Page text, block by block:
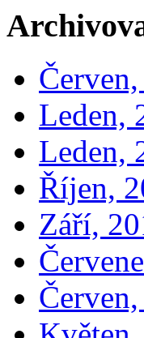
Leden,
Leden,
Říjen,
Září,